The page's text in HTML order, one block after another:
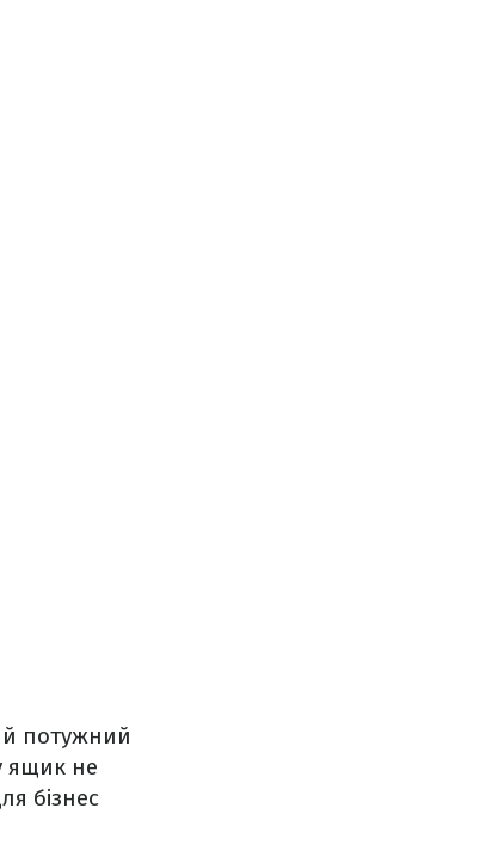
потужний
ящик не
бізнес